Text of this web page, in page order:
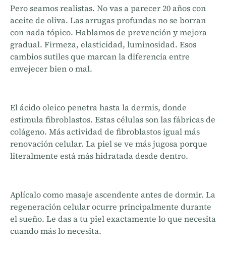
Pero seamos realistas. No vas a parecer 20 años con
aceite de oliva. Las arrugas profundas no se borran
con nada tópico. Hablamos de prevención y mejora
gradual. Firmeza, elasticidad, luminosidad. Esos
cambios sutiles que marcan la diferencia entre
envejecer bien o mal.
El ácido oleico penetra hasta la dermis, donde
estimula fibroblastos. Estas células son las fábricas de
colágeno. Más actividad de fibroblastos igual más
renovación celular. La piel se ve más jugosa porque
literalmente está más hidratada desde dentro.
Aplícalo como masaje ascendente antes de dormir. La
regeneración celular ocurre principalmente durante
el sueño. Le das a tu piel exactamente lo que necesita
cuando más lo necesita.